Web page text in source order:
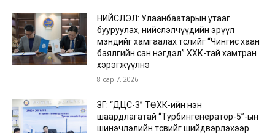
НИЙСЛЭЛ: Улаанбаатарын утааг
бууруулах, нийслэлчүүдийн эрүүл
мэндийг хамгаалах төслийг “Чингис хаан
баялгийн сан нэгдэл” ХХК-тай хамтран
хэрэгжүүлнэ
8 сар 7, 2026
ЗГ: “ДЦС-3” ТӨХК-ийн нэн
шаардлагатай “Турбингенератор-5”-ын
шинэчлэлийн төсвийг шийдвэрлэхээр